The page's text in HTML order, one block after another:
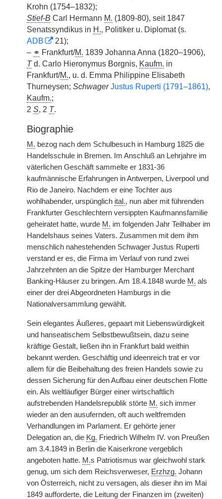
Krohn (1754–1832);
Stief-B Carl Hermann M. (1809-80), seit 1847
Senatssyndikus in H., Politiker u. Diplomat (s.
ADB
21);
– ⚭ Frankfurt/M. 1839 Johanna Anna (1820–1906),
Td. Carlo Hieronymus Borgnis, Kaufm. in
Frankfurt/M., u. d. Emma Philippine Elisabeth
Thurneysen; Schwager Justus Ruperti (1791–1861),
Kaufm.;
2 S, 2 T.
Biographie
M. bezog nach dem Schulbesuch in Hamburg 1825 die
Handelsschule in Bremen. Im Anschluß an Lehrjahre im
väterlichen Geschäft sammelte er 1831-36
kaufmännische Erfahrungen in Antwerpen, Liverpool und
Rio de Janeiro. Nachdem er eine Tochter aus
wohlhabender, urspünglich ital., nun aber mit führenden
Frankfurter Geschlechtern versippten Kaufmannsfamilie
geheiratet hatte, wurde M. im folgenden Jahr Teilhaber im
Handelshaus seines Vaters. Zusammen mit dem ihm
menschlich nahestehenden Schwager Justus Ruperti
verstand er es, die Firma im Verlauf von rund zwei
Jahrzehnten an die Spitze der Hamburger Merchant
Banking-Häuser zu bringen. Am 18.4.1848 wurde M. als
einer der drei Abgeordneten Hamburgs in die
Nationalversammlung gewählt.
Sein elegantes Äußeres, gepaart mit Liebenswürdigkeit
und hanseatischem Selbstbewußtsein, dazu seine
kräftige Gestalt, ließen ihn in Frankfurt bald weithin
bekannt werden. Geschäftig und ideenreich trat er vor
allem für die Beibehaltung des freien Handels sowie zu
dessen Sicherung für den Aufbau einer deutschen Flotte
ein. Als weltläufiger Bürger einer wirtschaftlich
aufstrebenden Handelsrepublik störte M. sich immer
wieder an den ausufernden, oft auch weltfremden
Verhandlungen im Parlament. Er gehörte jener
Delegation an, die Kg. Friedrich Wilhelm IV. von Preußen
am 3.4.1849 in Berlin die Kaiserkrone vergeblich
angeboten hatte. M.s Patriotismus war gleichwohl stark
genug, um sich dem Reichsverweser, Erzhzg. Johann
von Österreich, nicht zu versagen, als dieser ihn im Mai
1849 aufforderte, die Leitung der Finanzen im (zweiten)